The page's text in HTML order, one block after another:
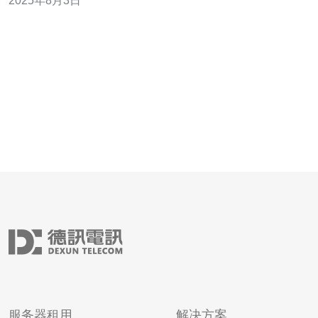
可以说是充满机遇与挑战。目前，越南的电信市场竞争激
服务器租用 解决方案